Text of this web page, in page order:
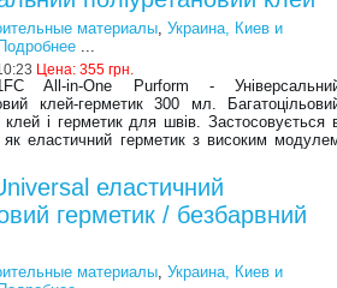
материалы,Украина, Киев и
Подробнее ...
Цена:355 грн.
All-in-One Purform -
клей-герметик 300 мл.
клей і герметик для швів. Застосовується
як еластичний герметик з високим
еластичний
герметик / безбарвний
материалы,Украина, Киев и